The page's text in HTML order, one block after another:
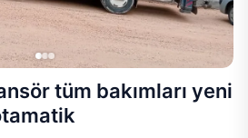
tüm bakımları yeni